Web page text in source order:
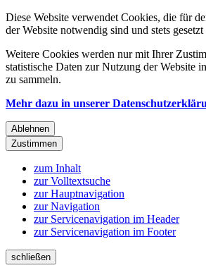
Diese Website verwendet Cookies, die für
der Website notwendig sind und stets
Weitere Cookies werden nur mit Ihrer
statistische Daten zur Nutzung der Website
zu sammeln.
Mehr dazu in unserer
Ablehnen
Zustimmen
zum Inhalt
zur Volltextsuche
zur Hauptnavigation
zur Navigation
zur Servicenavigation im Header
zur Servicenavigation im Footer
schließen